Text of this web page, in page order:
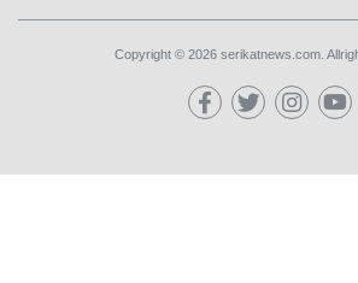
Copyright © 2026 serikatnews.com.